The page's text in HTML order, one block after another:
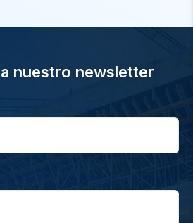
nuestro newsletter